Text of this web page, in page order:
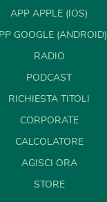
APP APPLE (IOS)
GOOGLE (ANDROID)
RADIO
PODCAST
RICHIESTA TITOLI
CORPORATE
CALCOLATORE
AGISCI ORA
STORE